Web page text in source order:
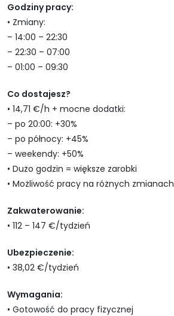
Godziny pracy:
• Zmiany:
– 14:00 – 22:30
– 22:30 – 07:00
– 01:00 – 09:30
Co dostajesz?
• 14,71 €/h + mocne dodatki:
– po 20:00: +30%
– po północy: +45%
– weekendy: +50%
• Dużo godzin = większe zarobki
• Możliwość pracy na różnych zmianach
Zakwaterowanie:
• 112 – 147 €/tydzień
Ubezpieczenie:
• 38,02 €/tydzień
Wymagania:
• Gotowość do pracy fizycznej